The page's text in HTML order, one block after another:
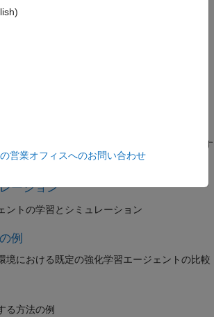
イナミクスと出力をモデル化する
ントの作成と構成
近似器 (アクターやクリティックなど) を定義す
ーション
ントの学習とシミュレーション
例
境における既定の強化学習エージェントの比較
る方法の例
営業オフィスへのお問い合わせ